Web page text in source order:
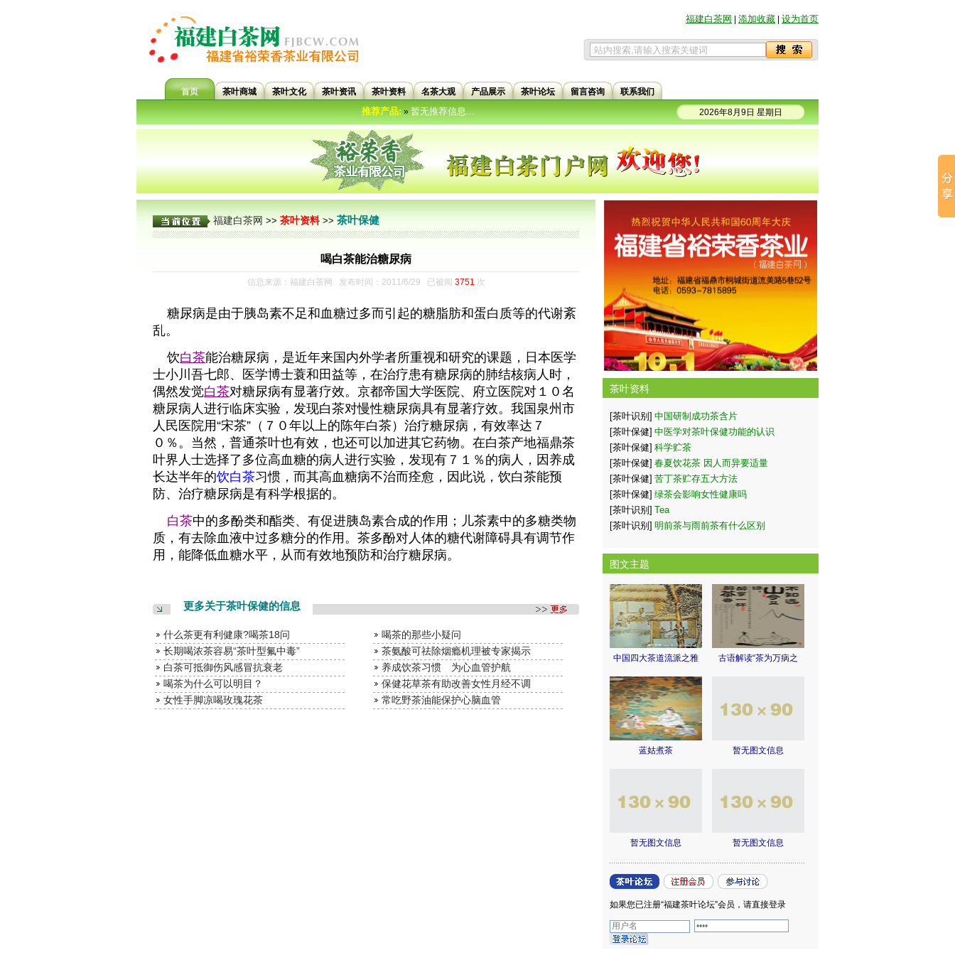
福建白茶网 添加收藏 设为首页
首页 茶叶商城 茶叶文化 茶叶资讯 茶叶资料 名茶大观 产品展示 茶叶论坛 留言咨询 联系我们
推荐产品:»暂无推荐信息... 2026年8月9日 星期日
福建白茶网 >> 茶叶资料>> 茶叶保健
喝白茶能治糖尿病
信息来源：福建白茶网 发布时间：2011/6/29 已被阅 3751 次
糖尿病是由于胰岛素不足和血糖过多而引起的糖脂肪和蛋白质等的代谢紊
乱。
饮白茶能治糖尿病，是近年来国内外学者所重视和研究的课题，日本医学
士小川吾七郎、医学博士蓑和田益等，在治疗患有糖尿病的肺结核病人时，
偶然发觉白茶对糖尿病有显著疗效。京都帝国大学医院、府立医院对１０名
糖尿病人进行临床实验，发现白茶对慢性糖尿病具有显著疗效。我国泉州市
人民医院用“宋茶”（７０年以上的陈年白茶）治疗糖尿病，有效率达７
０％。当然，普通茶叶也有效，也还可以加进其它药物。在白茶产地福鼎茶
叶界人士选择了多位高血糖的病人进行实验，发现有７１％的病人，因养成
长达半年的饮白茶习惯，而其高血糖病不治而痊愈，因此说，饮白茶能预
防、治疗糖尿病是有科学根据的。
白茶中的多酚类和酯类、有促进胰岛素合成的作用；儿茶素中的多糖类物
质，有去除血液中过多糖分的作用。茶多酚对人体的糖代谢障碍具有调节作
用，能降低血糖水平，从而有效地预防和治疗糖尿病。
更多关于茶叶保健的信息
什么茶更有利健康?喝茶18问
喝茶的那些小疑问
长期喝浓茶容易“茶叶型氟中毒”
茶氨酸可祛除烟瘾机理被专家揭示
白茶可抵御伤风感冒抗衰老
养成饮茶习惯 为心血管护航
喝茶为什么可以明目？
保健花草茶有助改善女性月经不调
女性手脚凉喝玫瑰花茶
常吃野茶油能保护心脑血管
茶叶资料
[茶叶识别] 中国研制成功茶含片
[茶叶保健] 中医学对茶叶保健功能的认识
[茶叶保健] 科学贮茶
[茶叶保健] 春夏饮花茶 因人而异要适量
[茶叶保健] 苦丁茶贮存五大方法
[茶叶保健] 绿茶会影响女性健康吗
[茶叶识别] Tea
[茶叶识别] 明前茶与雨前茶有什么区别
图文主题
中国四大茶道流派之雅 古语解读“茶为万病之
蓝姑煮茶 暂无图文信息
暂无图文信息 暂无图文信息
如果您已注册“福建茶叶论坛”会员，请直接登录